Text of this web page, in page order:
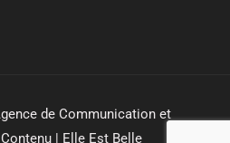
de Communication et
| Elle Est Belle